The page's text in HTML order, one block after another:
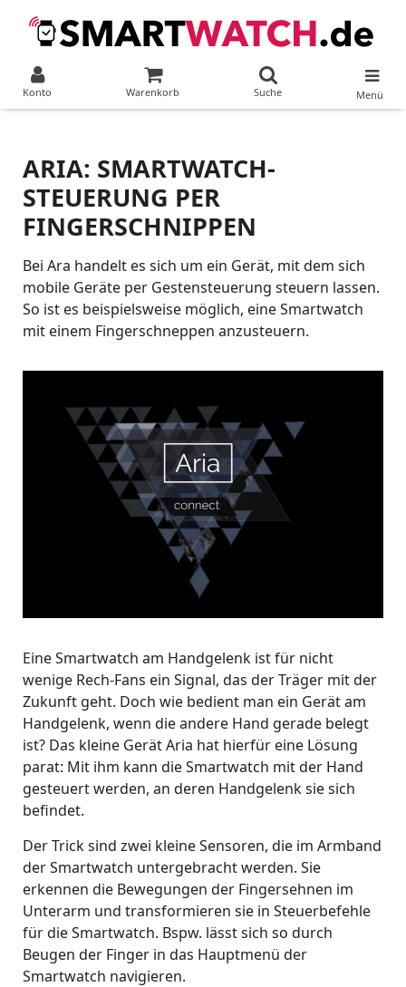
Konto Warenkorb Suche Menü
ARIA: SMARTWATCH-
STEUERUNG PER
FINGERSCHNIPPEN
Bei Ara handelt es sich um ein Gerät, mit dem sich
mobile Geräte per Gestensteuerung steuern lassen.
So ist es beispielsweise möglich, eine Smartwatch
mit einem Fingerschneppen anzusteuern.
Eine Smartwatch am Handgelenk ist für nicht
wenige Rech-Fans ein Signal, das der Träger mit der
Zukunft geht. Doch wie bedient man ein Gerät am
Handgelenk, wenn die andere Hand gerade belegt
ist? Das kleine Gerät Aria hat hierfür eine Lösung
parat: Mit ihm kann die Smartwatch mit der Hand
gesteuert werden, an deren Handgelenk sie sich
befindet.
Der Trick sind zwei kleine Sensoren, die im Armband
der Smartwatch untergebracht werden. Sie
erkennen die Bewegungen der Fingersehnen im
Unterarm und transformieren sie in Steuerbefehle
für die Smartwatch. Bspw. lässt sich so durch
Beugen der Finger in das Hauptmenü der
Smartwatch navigieren.